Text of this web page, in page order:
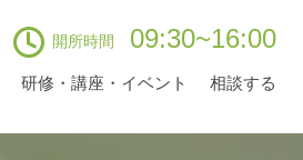
開所時間 09:30~16:00
研修・講座・イベント 相談する